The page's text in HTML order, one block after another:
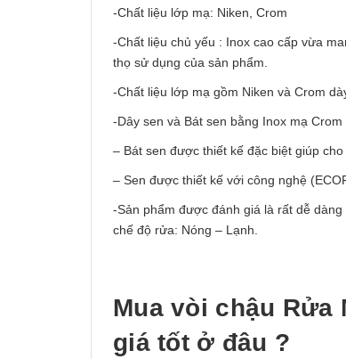
-Chất liệu lớp mạ: Niken, Crom
-Chất liệu chủ yếu : Inox cao cấp vừa
thọ sử dụng của sản phẩm.
-Chất liệu lớp mạ gồm Niken và Crom
-Dây sen và Bát sen bằng Inox mạ
– Bát sen được thiết kế đặc biệt giúp
– Sen được thiết kế với công nghệ
-Sản phẩm được đánh giá là rất dễ
chế độ rửa: Nóng – Lạnh.
Muavòi chậu Rửa
giá tốt ở đâu ?